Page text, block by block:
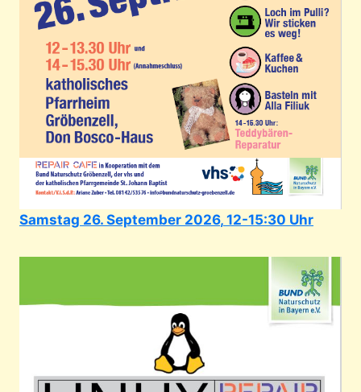
Samstag 26. September 2026, 12-15:30 Uhr